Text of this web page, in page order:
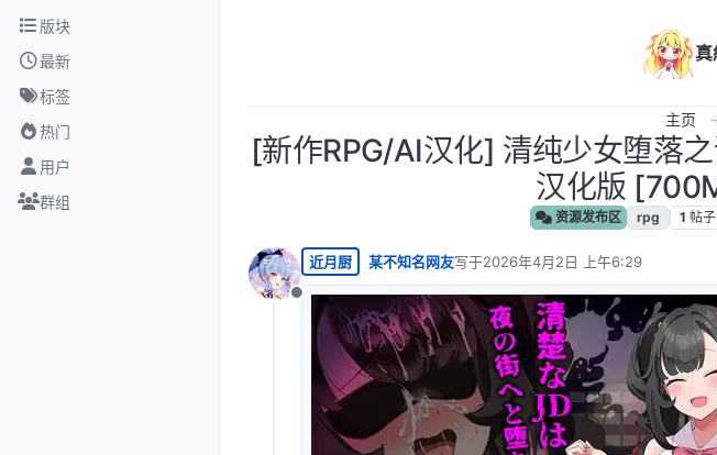
跳转至内容
版块
最新
标签
热门
用户
群组
主页
[新作RPG/AI汉化] 清纯少女堕落
汉化版
资源发布区 rpg 1 帖子
离线
近月厨 某不知名网友写于2026年4月2日 上午6:29
最后由 编辑